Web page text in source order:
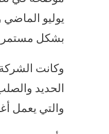
بشكل
وكانت
والتي يعمل